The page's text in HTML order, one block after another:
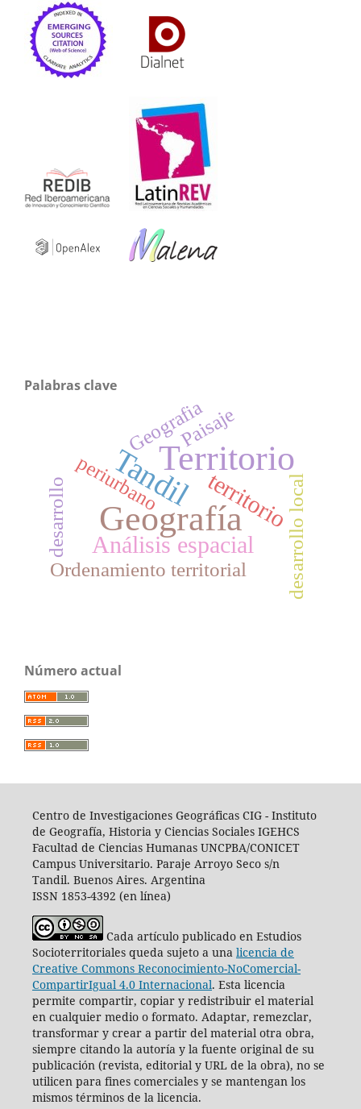
Palabras clave
Territorio
Geografía
Tandil
Análisis espacial
territorio
Ordenamiento territorial
periurbano
Paisaje
Geografia
desarrollo local
desarrollo
Número actual
Centro de Investigaciones Geográficas CIG - Instituto
de Geografía, Historia y Ciencias Sociales IGEHCS
Facultad de Ciencias Humanas UNCPBA/CONICET
Campus Universitario. Paraje Arroyo Seco s/n
Tandil. Buenos Aires. Argentina
ISSN 1853-4392 (en línea)
Cada artículo publicado en Estudios
Socioterritoriales queda sujeto a una licencia de
Creative Commons Reconocimiento-NoComercial-
CompartirIgual 4.0 Internacional. Esta licencia
permite compartir, copiar y redistribuir el material
en cualquier medio o formato. Adaptar, remezclar,
transformar y crear a partir del material otra obra,
siempre citando la autoría y la fuente original de su
publicación (revista, editorial y URL de la obra), no se
utilicen para fines comerciales y se mantengan los
mismos términos de la licencia.